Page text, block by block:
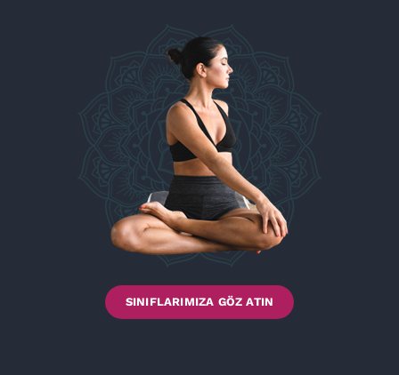
SINIFLARIMIZA GÖZ ATIN